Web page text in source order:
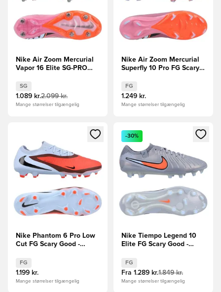
Nike Air Zoom Mercurial
Vapor 16 Elite SG-PRO
Pink/Sort/Orange
SG
1.089 kr.2.099 kr.
Mange størrelser tilgængelig
Nike Air Zoom Mercurial
Superfly 10 Pro FG Scary
FG
1.249 kr.
Mange størrelser tilgængelig
Åbner en Modal til at logge ind eller tilmelde dig som
Nike Phantom 6 Pro Low
Cut FG Scary Good -
FG
1.199 kr.
Mange størrelser tilgængelig
Åbner en Modal til at logge
-30%
Nike Tiempo Legend 10
Elite FG Scary Good -
FG
Fra 1.289 kr.1.849 kr.
Mange størrelser tilgængelig